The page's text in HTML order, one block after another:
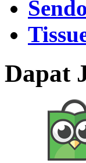
Dapat